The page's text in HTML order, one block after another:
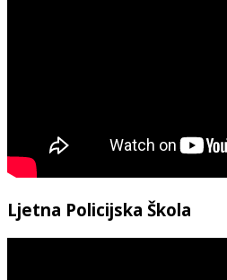
Ljetna Policijska Škola